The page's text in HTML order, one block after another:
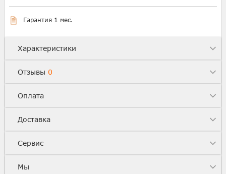
Гарантия 1 мес.
Характеристики
Отзывы 0
Оплата
Доставка
Сервис
Мы